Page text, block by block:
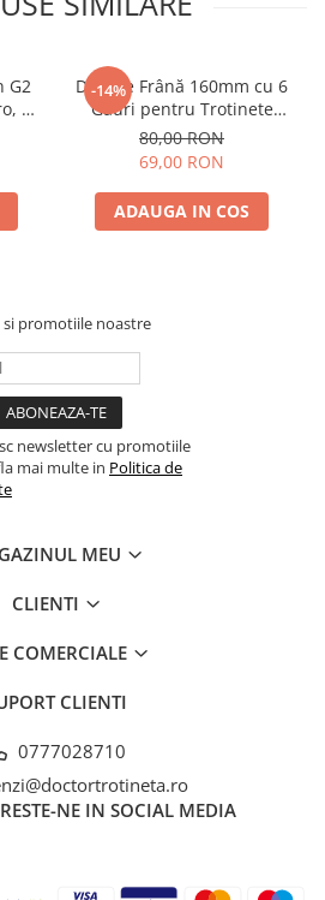
G2
G4
-14%
Disc de Frână 160mm cu 6
Găuri pentru Trotinete
Electrice KuKirin G4 (Model
2025) și KuKirin G2 –
Performanță Premium
80,00 RON
69,00 RON
ADAUGA IN COS
promotiile noastre
newsletter cu promotiile
mai multe in Politica de
MEU
CLIENTI
COMERCIALE
CLIENTI
0777028710
NE IN SOCIAL MEDIA